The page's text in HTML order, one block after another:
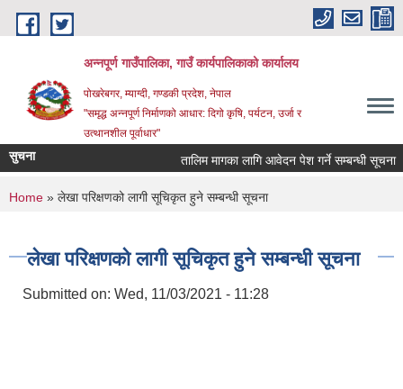
Skip to main content
अन्‍नपूर्ण गाउँपालिका, गाउँ कार्यपालिकाको कार्यालय
पोखरेबगर, म्याग्दी, गण्डकी प्रदेश, नेपाल
"समृद्ध अन्‍नपूर्ण निर्माणको आधार: दिगो कृषि, पर्यटन, उर्जा र
उत्थानशील पूर्वाधार"
सुचना तालिम मागका लागि आवेदन पेश गर्ने सम्बन्धी सूचना ।।
You are here
Home » लेखा परिक्षणको लागी सूचिकृत हुने सम्बन्धी सूचना
लेखा परिक्षणको लागी सूचिकृत हुने सम्बन्धी सूचना
Submitted on: Wed, 11/03/2021 - 11:28